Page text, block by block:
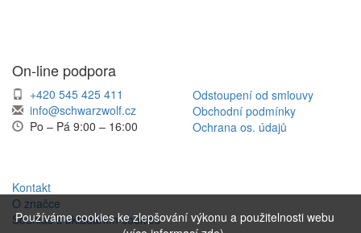
On-line podpora
+420 545 425 411
info@schwarzwolf.cz
Po – Pá 9:00 – 16:00
Odstoupení od smlouvy
Obchodní podmínky
Ochrana os. údajů
Kontakt
O značce
Souhlas s ukládáním cookies
Používáme cookies ke zlepšování výkonu a použitelnosti webu